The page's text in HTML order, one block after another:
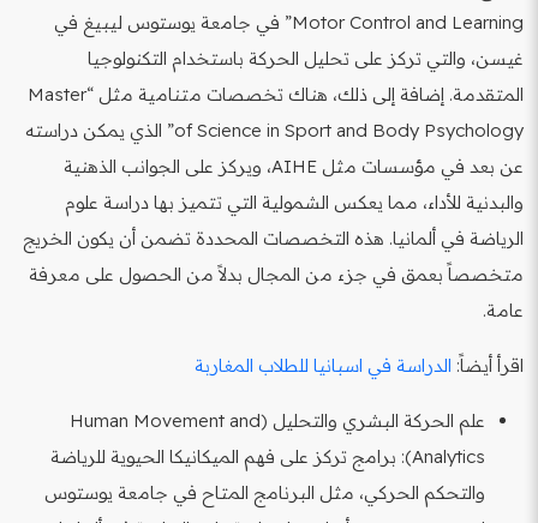
Motor Control and Learning” في جامعة يوستوس ليبيغ في
غيسن، والتي تركز على تحليل الحركة باستخدام التكنولوجيا
المتقدمة. إضافة إلى ذلك، هناك تخصصات متنامية مثل “Master
of Science in Sport and Body Psychology” الذي يمكن دراسته
عن بعد في مؤسسات مثل AIHE، ويركز على الجوانب الذهنية
والبدنية للأداء، مما يعكس الشمولية التي تتميز بها دراسة علوم
الرياضة في ألمانيا. هذه التخصصات المحددة تضمن أن يكون الخريج
متخصصاً بعمق في جزء من المجال بدلاً من الحصول على معرفة
عامة.
اقرأ أيضاً: الدراسة في اسبانيا للطلاب المغاربة
علم الحركة البشري والتحليل (Human Movement and
Analytics): برامج تركز على فهم الميكانيكا الحيوية للرياضة
والتحكم الحركي، مثل البرنامج المتاح في جامعة يوستوس